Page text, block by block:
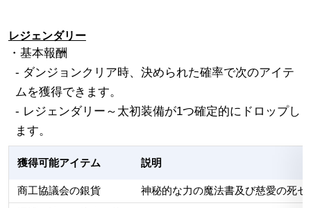
レジェンダリー
・基本報酬
- ダンジョンクリア時、決められた確率で次のアイテ
ムを獲得できます。
- レジェンダリー～太初装備が1つ確定的にドロップし
ます。
獲得可能アイテム 説明
商工協議会の銀貨 神秘的な力の魔法書及び慈愛の死